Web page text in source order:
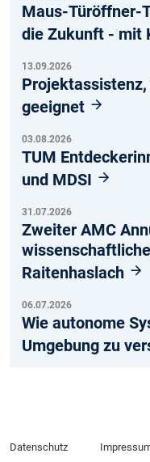
Maus-Türöffner-
die Zukunft - mit
13.09.2026
geeignet
03.08.2026
TUM
und MDSI
31.07.2026
Zweiter AMC
Raitenhaslach
06.07.2026
Wie autonome
Umgebung zu
Datenschutz